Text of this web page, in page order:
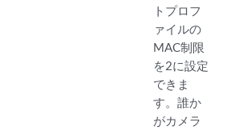
トプロフ
ァイルの
MAC制限
を2に設定
できま
す。誰か
がカメラ